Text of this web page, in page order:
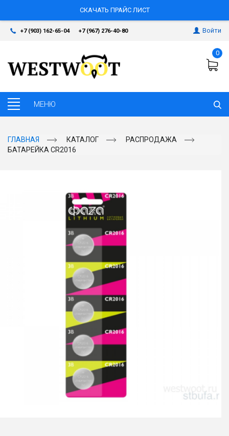
СКАЧАТЬ ПРАЙС ЛИСТ
+7 (903) 162-65-04 +7 (967) 276-40-80 Войти
0
ГЛАВНАЯ КАТАЛОГ
РАСПРОДАЖА
БАТАРЕЙКА CR2016